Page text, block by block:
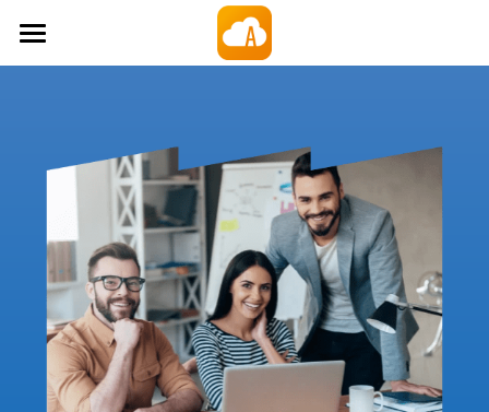
買い切り型クラウドストレージ
Artemis 安全なUSB
ファイル暗号化アプリ
自動バックアップPCソフトウェア
サポート
ダウンロード
ブログ
チュートリアル
会社
Sign In
10GBを無料でゲット
ストアカテゴリー